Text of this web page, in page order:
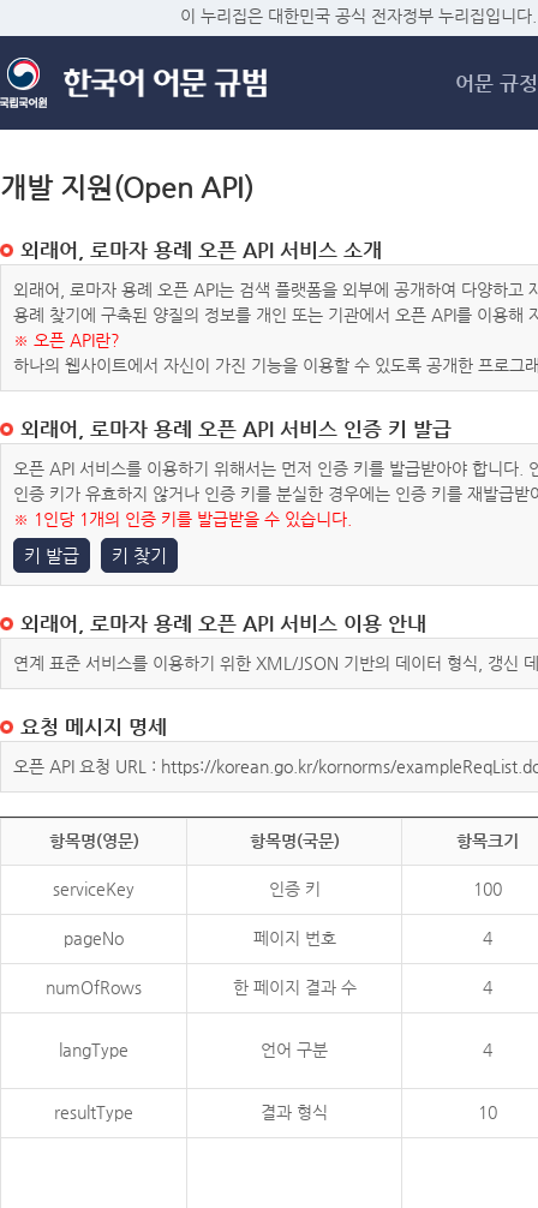
메
이 누리집은 대한민국 공식 전자정부 누리집입니다.
어문 규정
개발 지원(Open API)
외래어, 로마자 용례 오픈 API 서비스 소개
외래어, 로마자 용례 오픈 API는 검색 플랫폼을 외부에 공개하여 다양하
용례 찾기에 구축된 양질의 정보를 개인 또는 기관에서 오픈 API를 이용해
※ 오픈 API란?
하나의 웹사이트에서 자신이 가진 기능을 이용할 수 있도록 공개한 프로그
외래어, 로마자 용례 오픈 API 서비스 인증 키 발급
오픈 API 서비스를 이용하기 위해서는 먼저 인증 키를 발급받아야 합니다
인증 키가 유효하지 않거나 인증 키를 분실한 경우에는 인증 키를 재발급받
※ 1인당 1개의 인증 키를 발급받을 수 있습니다.
키 발급 키 찾기
외래어, 로마자 용례 오픈 API 서비스 이용 안내
연계 표준 서비스를 이용하기 위한 XML/JSON 기반의 데이터 형식, 갱신
요청 메시지 명세
오픈 API 요청 URL : https://korean.go.kr/kornorms/
항목명(영문) 항목명(국문) 항목크기
serviceKey 인증 키 100
pageNo 페이지 번호 4
numOfRows 한 페이지 결과 수 4
langType 언어 구분 4
resultType 결과 형식 10